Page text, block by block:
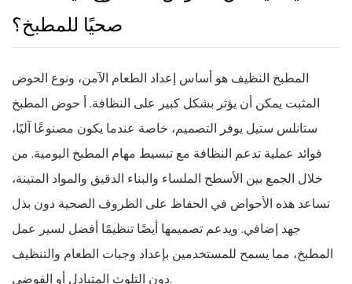
صحيًا للمطبخ؟
المطبخ النظيف هو أساس إعداد الطعام الآمن، ونوع الحوض
المثبت يمكن أن يؤثر بشكل كبير على النظافة. أ حوض المطبخ
ستانلس ستيل يوفر التصميم، خاصة عندما يكون مصنوعًا آليًا،
فوائد عملية تدعم النظافة مع تبسيط مهام المطبخ اليومية. من
خلال الجمع بين الأسطح الملساء والبناء الدقيق والمواد المتينة،
تساعد هذه الأحواض في الحفاظ على الظروف الصحية دون بذل
جهد إضافي. ويدعم تصميمها أيضًا تنظيمًا أفضل لسير عمل
المطبخ، مما يسمح للمستخدمين بإعداد وجبات الطعام والتنظيف
دون التلوث المتبادل أو الفوضى.